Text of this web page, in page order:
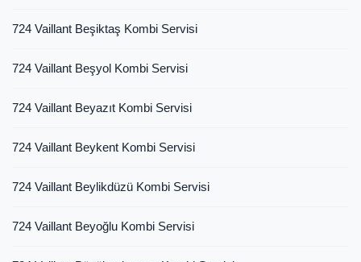
724 Vaillant Beşiktaş Kombi Servisi
724 Vaillant Beşyol Kombi Servisi
724 Vaillant Beyazıt Kombi Servisi
724 Vaillant Beykent Kombi Servisi
724 Vaillant Beylikdüzü Kombi Servisi
724 Vaillant Beyoğlu Kombi Servisi